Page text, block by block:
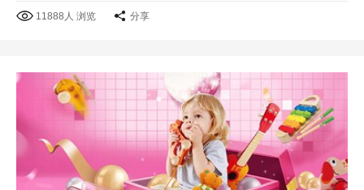
11888人 浏览 分享